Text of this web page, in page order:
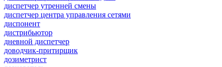
диспетчер утренней смены
диспетчер центра управления сетями
диспонент
дистрибьютор
дневной диспетчер
доводчик-притирщик
дозиметрист